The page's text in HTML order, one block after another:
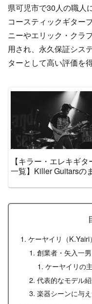
県可児市で30人の職人
コースティックギター
ニーやエリック・クラ
用され、永久保証シス
ターとして高い評価を
【キラー・エレキギ
一覧】Killer Guitarsの
ケーヤイリ（K.Yairi
創業者・矢入一
ケーヤイリの
代表的なモデル
楽器シーンに与